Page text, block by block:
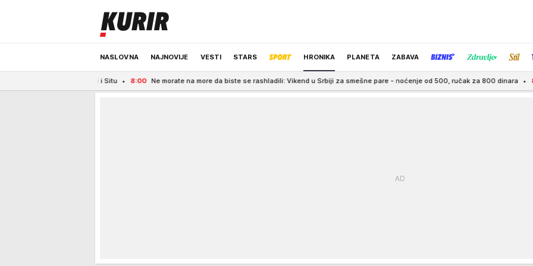
NASLOVNA NAJNOVIJE VESTI STARS HRONIKA PLANETA ZABAVA
ODRŽIVA BUDUĆNOST REGION NEWS IZBOR UREDNIKA
Ne morate na more da biste se rashladili: Vikend u Srbiji za smešne pare - noćenje od 500, ručak za 800 dinara 8:00 Analiza krvnih